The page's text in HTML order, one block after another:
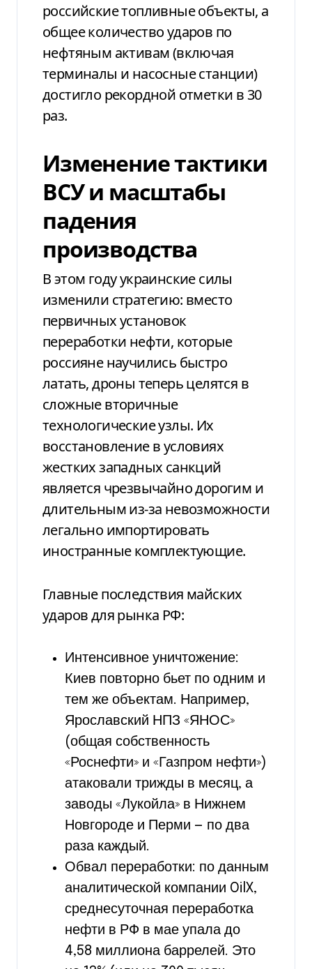
российские топливные объекты, а
общее количество ударов по
нефтяным активам (включая
терминалы и насосные станции)
достигло рекордной отметки в 30
раз.
Изменение тактики
ВСУ и масштабы
падения
производства
В этом году украинские силы
изменили стратегию: вместо
первичных установок
переработки нефти, которые
россияне научились быстро
латать, дроны теперь целятся в
сложные вторичные
технологические узлы. Их
восстановление в условиях
жестких западных санкций
является чрезвычайно дорогим и
длительным из-за невозможности
легально импортировать
иностранные комплектующие.
Главные последствия майских
ударов для рынка РФ:
Интенсивное уничтожение:
Киев повторно бьет по одним и
тем же объектам. Например,
Ярославский НПЗ «ЯНОС»
(общая собственность
«Роснефти» и «Газпром нефти»)
атаковали трижды в месяц, а
заводы «Лукойла» в Нижнем
Новгороде и Перми — по два
раза каждый.
Обвал переработки: по данным
аналитической компании OilX,
среднесуточная переработка
нефти в РФ в мае упала до
4,58 миллиона баррелей. Это